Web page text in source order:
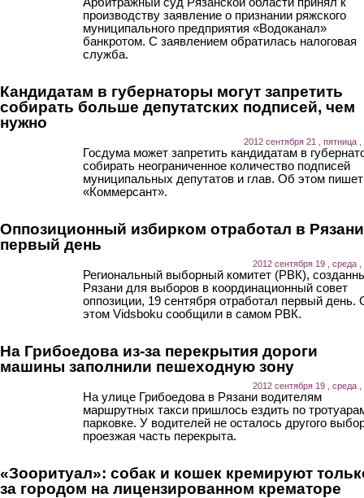
производству заявление о признании ряжского
муниципального предприятия «Водоканал»
банкротом. С заявлением обратилась налоговая
служба.
Кандидатам в губернаторы могут запретить
собирать больше депутатских подписей, чем
нужно
2012 сентября 21 , пятница ,
Госдума может запретить кандидатам в
собирать неограниченное количество подписей
муниципальных депутатов и глав. Об этом пишет
«Коммерсант».
Оппозиционный избирком отработал в Рязани
первый день
2012 сентября 19 , среда ,
Региональный выборный комитет (РВК),
Рязани для выборов в координационный совет
оппозиции, 19 сентября отработал первый день.
этом Vidsboku сообщили в самом РВК.
На Грибоедова из-за перекрытия дороги
машины заполнили пешеходную зону
2012 сентября 19 , среда ,
На улице Грибоедова в Рязани водителям
маршрутных такси пришлось ездить по
парковке. У водителей не осталось другого
проезжая часть перекрыта.
«Зооритуал»: собак и кошек кремируют
за городом на лицензированном крематоре